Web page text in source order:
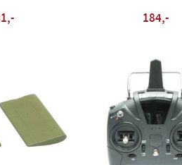
184,-